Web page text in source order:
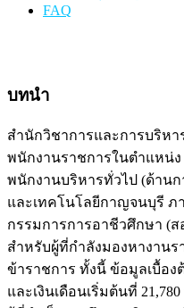
FAQ
บทนำ
สำนักวิชาการและการบริห
พนักงานราชการในตำแหน่
พนักงานบริหารทั่วไป (ด้าน
และเทคโนโลยีกาญจนบุรี
กรรมการการอาชีวศึกษา (
สำหรับผู้ที่กำลังมองหางาน
ข้าราชการ ทั้งนี้ ข้อมูลเบื้อง
และเงินเดือนเริ่มต้นที่